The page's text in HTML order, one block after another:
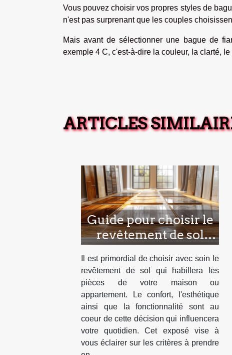
Vous pouvez choisir vos propres styles de
n'est pas surprenant que les couples
Mais avant de sélectionner une bague de
exemple 4 C, c'est-à-dire la couleur, la clarté,
ARTICLES
Guide pour choisir le
revêtement de sol
idéal selon vos
besoins
Il est primordial de choisir avec soin le
revêtement de sol qui habillera les
pièces de votre maison ou
appartement. Le confort, l'esthétique
ainsi que la fonctionnalité sont au
coeur de cette décision qui influencera
votre quotidien. Cet exposé vise à
vous éclairer sur les critères à prendre